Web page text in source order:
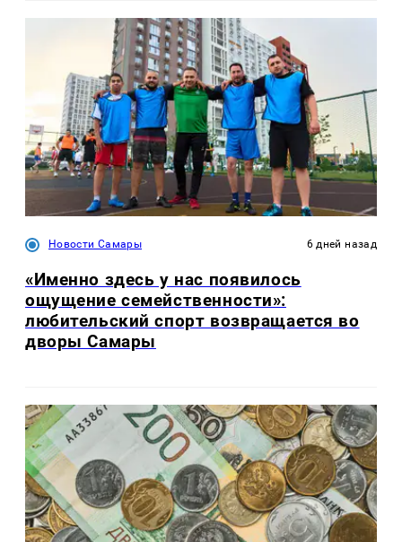
Новости Самары 6 дней назад
«Именно здесь у нас появилось
ощущение семейственности»:
любительский спорт возвращается во
дворы Самары